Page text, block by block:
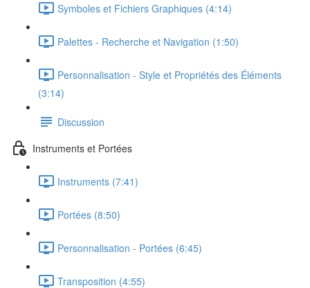
Symboles et Fichiers Graphiques (4:14)
Palettes - Recherche et Navigation (1:50)
Personnalisation - Style et Propriétés des Éléments
(3:14)
Discussion
Instruments et Portées
Instruments (7:41)
Portées (8:50)
Personnalisation - Portées (6:45)
Transposition (4:55)